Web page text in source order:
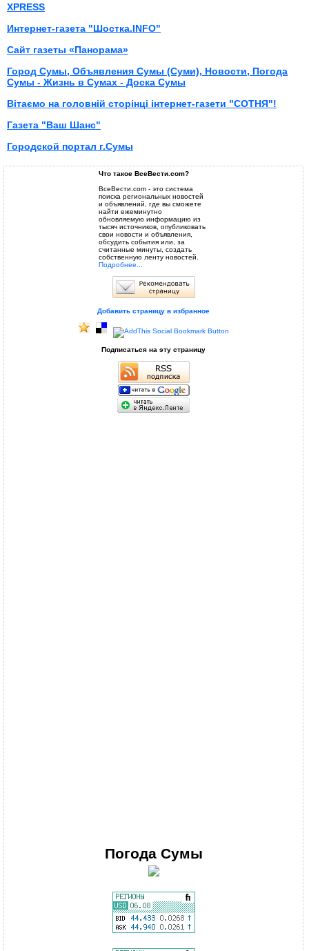
XPRESS
Интернет-газета "Шостка.INFO"
Сайт газеты «Панорама»
Город Сумы, Объявления Сумы (Суми), Новости, Погода
Сумы - Жизнь в Сумах - Доска Сумы
Вітаємо на головній сторінці інтернет-газети "СОТНЯ"!
Газета "Ваш Шанс"
Городской портал г.Сумы
Что такое ВсеВести.com?
ВсеВести.com - это система
поиска региональных новостей
и объявлений, где вы сможете
найти ежеминутно
обновляемую информацию из
тысяч источников, опубликовать
свои новости и объявления,
обсудить события или, за
считанные минуты, создать
собственную ленту новостей.
Подробнее...
Добавить страницу в избранное
Подписаться на эту страницу
Погода Сумы